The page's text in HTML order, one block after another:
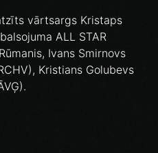
vārtsargs Kristaps
ALL STAR
Ivans Smirnovs
Kristians Golubevs